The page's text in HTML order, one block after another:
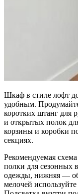
Шкаф в стиле лофт
удобным.
коротких штанг для
и открытых полок
корзины и коробки
секциях.
Рекомендуемая
полки для сезонных
одежды, нижняя —
мелочей